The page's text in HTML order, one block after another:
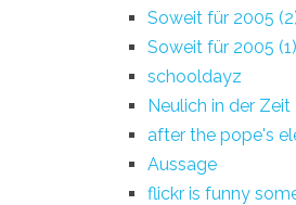
Soweit für 2005
Soweit für 2005 (1)
schooldayz
Neulich in der Zeit
after the pope's
Aussage
flickr is funny